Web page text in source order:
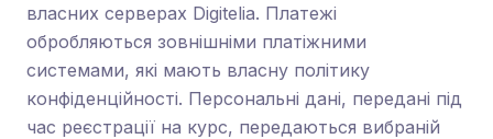
власних серверах Digitelia. Платежі
обробляються зовнішніми платіжними
системами, які мають власну політику
конфіденційності. Персональні дані, передані під
час реєстрації на курс, передаються вибраній